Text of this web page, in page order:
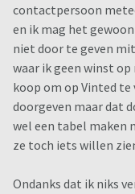
contactpersoon
en ik mag het
niet door te geven
waar ik geen winst
koop om op Vinted
doorgeven maar dat
wel een tabel maken
ze toch iets willen
Ondanks dat ik niks